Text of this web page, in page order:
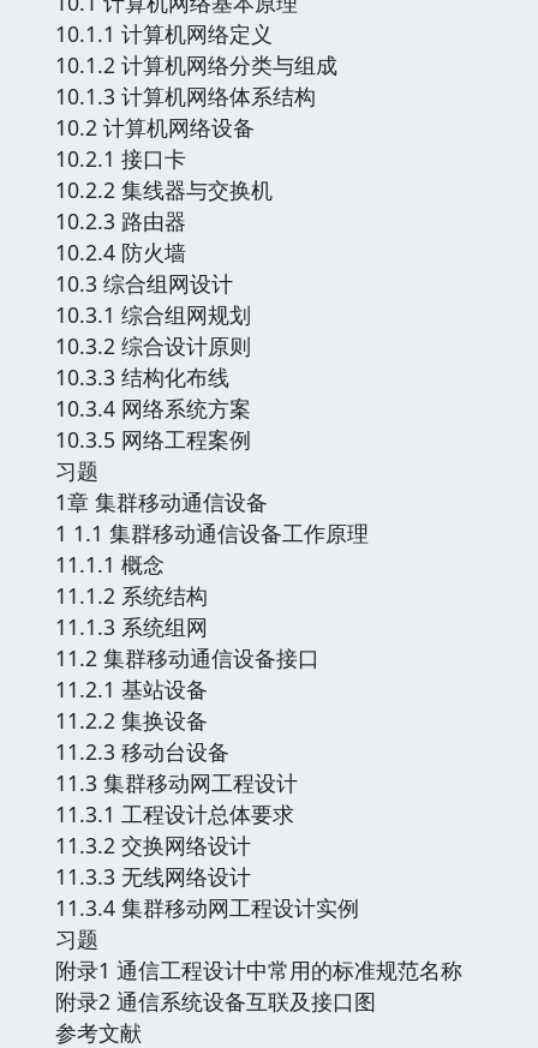
10.1.1 计算机网络定义
10.1.2 计算机网络分类与组成
10.1.3 计算机网络体系结构
10.2 计算机网络设备
10.2.1 接口卡
10.2.2 集线器与交换机
10.2.3 路由器
10.2.4 防火墙
10.3 综合组网设计
10.3.1 综合组网规划
10.3.2 综合设计原则
10.3.3 结构化布线
10.3.4 网络系统方案
10.3.5 网络工程案例
习题
1章 集群移动通信设备
1 1.1 集群移动通信设备工作原理
11.1.1 概念
11.1.2 系统结构
11.1.3 系统组网
11.2 集群移动通信设备接口
11.2.1 基站设备
11.2.2 集换设备
11.2.3 移动台设备
11.3 集群移动网工程设计
11.3.1 工程设计总体要求
11.3.2 交换网络设计
11.3.3 无线网络设计
11.3.4 集群移动网工程设计实例
习题
附录1 通信工程设计中常用的标准规范名称
附录2 通信系统设备互联及接口图
参考文献